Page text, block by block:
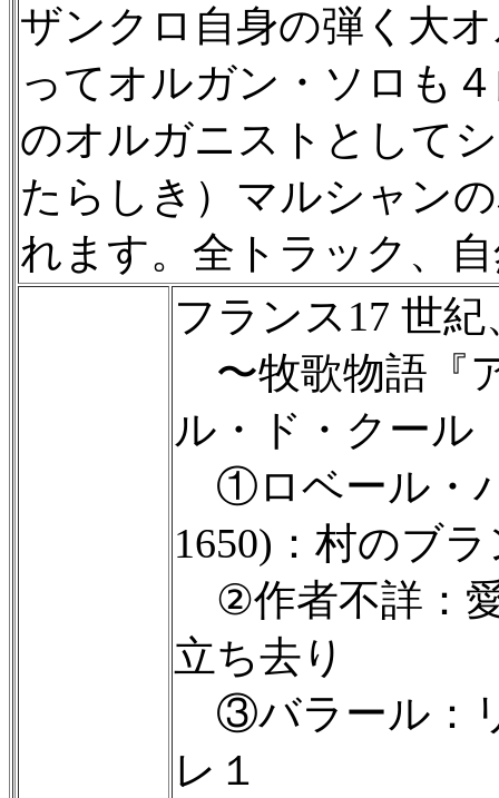
ザンクロ自身の弾く大
ってオルガン・ソロも
のオルガニストとして
たらしき）マルシャン
れます。全トラック、
フランス17 世
〜牧歌物語『
ル・ド・クール
①ロベール・
1650)：村のブ
②作者不詳：
立ち去り
③バラール：
レ１